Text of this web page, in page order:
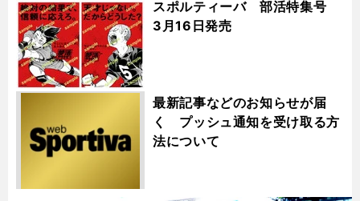
スポルティーバ 部活特集号
3月16日発売
最新記事などのお知らせが届
く プッシュ通知を受け取る方
法について